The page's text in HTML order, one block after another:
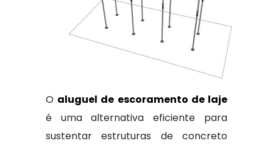
O aluguel de escoramento de laje
é uma alternativa eficiente para
sustentar estruturas de concreto